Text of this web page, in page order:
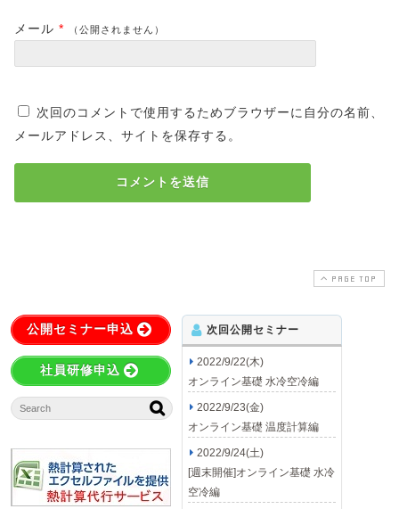
メール * （公開されません）
次回のコメントで使用するためブラウザーに自分の名前、
メールアドレス、サイトを保存する。
PAGE TOP
公開セミナー申込
社員研修申込
次回公開セミナー
2022/9/22(木)
オンライン基礎 水冷空冷編
2022/9/23(金)
オンライン基礎 温度計算編
2022/9/24(土)
[週末開催]オンライン基礎 水冷
空冷編